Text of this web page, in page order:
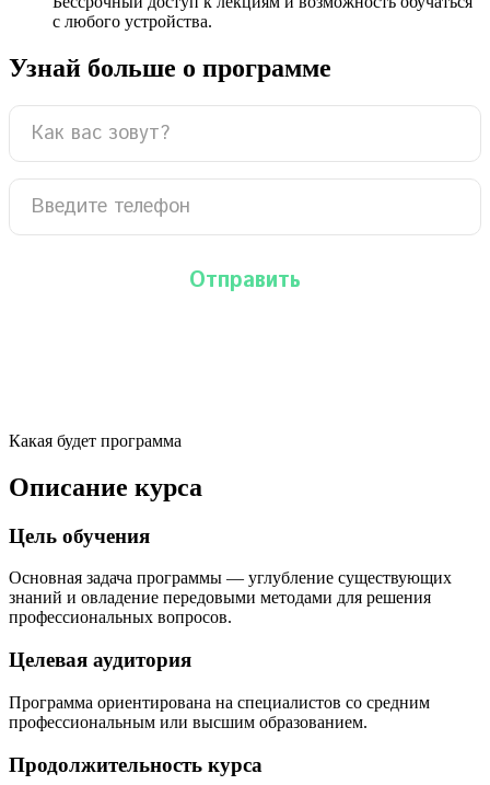
с любого устройства.
Узнай больше о программе
Какая будет программа
Описание курса
Цель обучения
Основная задача программы — углубление существующих
знаний и овладение передовыми методами для решения
профессиональных вопросов.
Целевая аудитория
Программа ориентирована на специалистов со средним
профессиональным или высшим образованием.
Продолжительность курса